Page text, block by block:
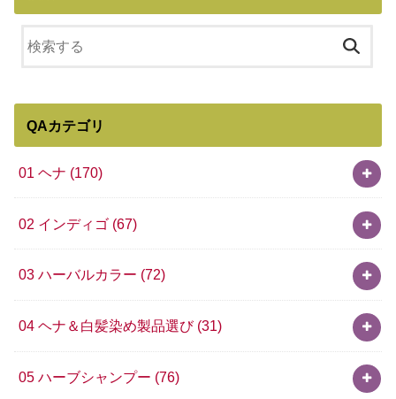
QAカテゴリ
01 ヘナ (170)
02 インディゴ (67)
03 ハーバルカラー (72)
04 ヘナ＆白髪染め製品選び (31)
05 ハーブシャンプー (76)